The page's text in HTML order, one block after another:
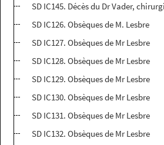
SD IC145. Décès du Dr Vader,
SD IC126. Obsèques de M. Lesbre
SD IC127. Obsèques de Mr Lesbre
SD IC128. Obsèques de Mr Lesbre
SD IC129. Obsèques de Mr Lesbre
SD IC130. Obsèques de Mr Lesbre
SD IC131. Obsèques de Mr Lesbre
SD IC132. Obsèques de Mr Lesbre